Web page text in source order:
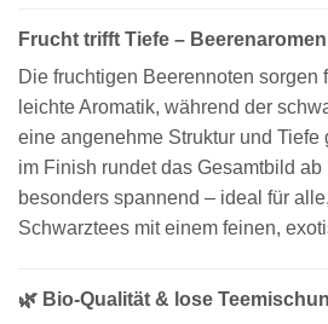
Frucht trifft Tiefe –
Die fruchtigen Beerennoten sorgen
leichte Aromatik, während der
eine angenehme Struktur und
im Finish rundet das Gesamtbild ab
besonders spannend – ideal für
Schwarztees mit einem feinen,
🌿 Bio-Qualität & lose